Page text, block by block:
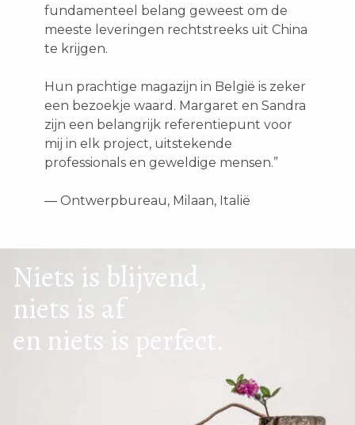
fundamenteel belang geweest om de
meeste leveringen rechtstreeks uit China
te krijgen.
Hun prachtige magazijn in België is zeker
een bezoekje waard. Margaret en Sandra
zijn een belangrijk referentiepunt voor
mij in elk project, uitstekende
professionals en geweldige mensen.”
— Ontwerpbureau, Milaan, Italië
Niets is blijvend,
niets is af
en niets is perfect.